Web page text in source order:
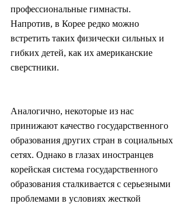
профессиональные гимнасты.
Напротив, в Корее редко можно
встретить таких физически сильных и
гибких детей, как их американские
сверстники.
Аналогично, некоторые из нас
принижают качество государственного
образования других стран в социальных
сетях. Однако в глазах иностранцев
корейская система государственного
образования сталкивается с серьезными
проблемами в условиях жесткой